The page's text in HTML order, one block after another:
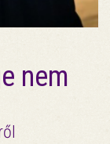
nem